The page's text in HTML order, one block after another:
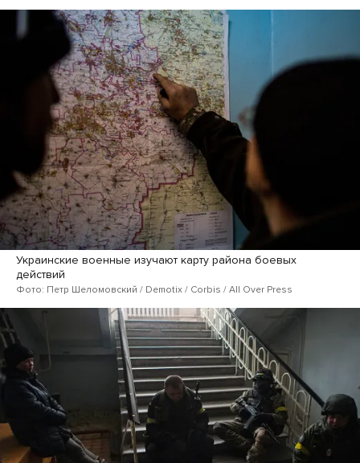
Украинские военные изучают карту района боевых
действий
Фото: Петр Шеломовский / Demotix / Corbis / All Over Press